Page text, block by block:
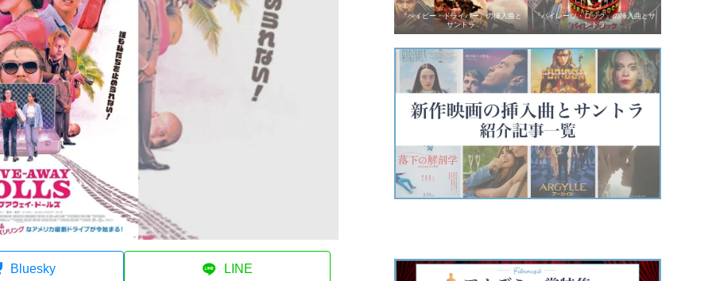
Bluesky LINE
『ベイビー・ドライバー』の挿入曲と
サントラ
『パイレーツ・ロック』の挿入曲とサ
ントラ